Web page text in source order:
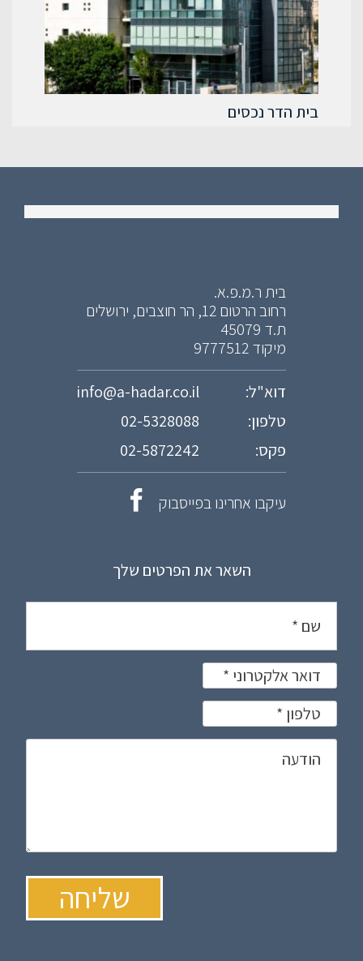
בית הדר נכסים
בית ר.מ.פ.א.
רחוב הרטום 12, הר חוצבים, ירושלים
ת.ד 45079
מיקוד 9777512
דוא"ל:
info@a-hadar.co.il
טלפון:
02-5328088
פקס:
02-5872242
עיקבו אחרינו בפייסבוק
השאר את הפרטים שלך
שם *
דואר אלקטרוני *
טלפון *
הודעה